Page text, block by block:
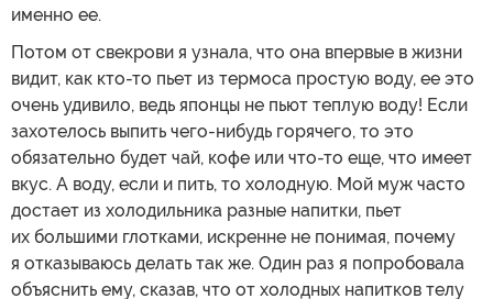
именно ее.
Потом от свекрови я узнала, что она впервые в жизни
видит, как кто-то пьет из термоса простую воду, ее это
очень удивило, ведь японцы не пьют теплую воду! Если
захотелось выпить чего-нибудь горячего, то это
обязательно будет чай, кофе или что-то еще, что имеет
вкус. А воду, если и пить, то холодную. Мой муж часто
достает из холодильника разные напитки, пьет
их большими глотками, искренне не понимая, почему
я отказываюсь делать так же. Один раз я попробовала
объяснить ему, сказав, что от холодных напитков телу